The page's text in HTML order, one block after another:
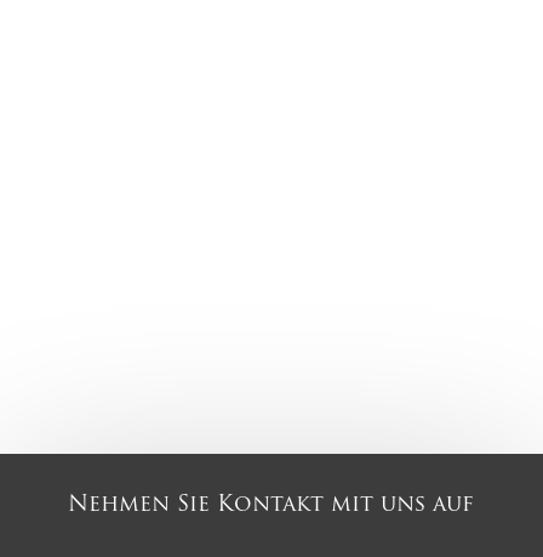
Nehmen Sie Kontakt mit uns auf